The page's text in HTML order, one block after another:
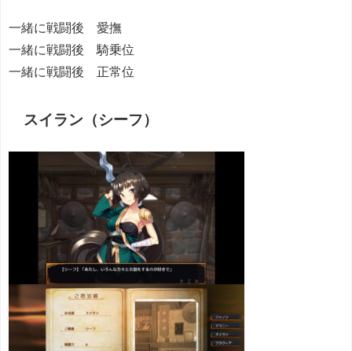
一緒に戦闘後 愛撫
一緒に戦闘後 騎乗位
一緒に戦闘後 正常位
スイラン（シーフ）